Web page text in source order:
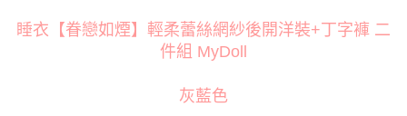
後付繳納相關費用。
※ 交易是否成功請以「AFTEE先享後付 」之結帳頁面顯示為準，若有關於
是否繳費成功／繳費後需取消欲退款等相關疑問，請聯繫「AFTEE先享後付
每筆NT$120
睡衣【眷戀如煙】輕柔蕾絲網紗後開洋裝+丁字褲 二
件組 MyDoll
灰藍色